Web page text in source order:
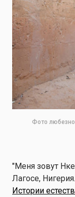
Фото
"Меня зовут
Лагосе,
Истории